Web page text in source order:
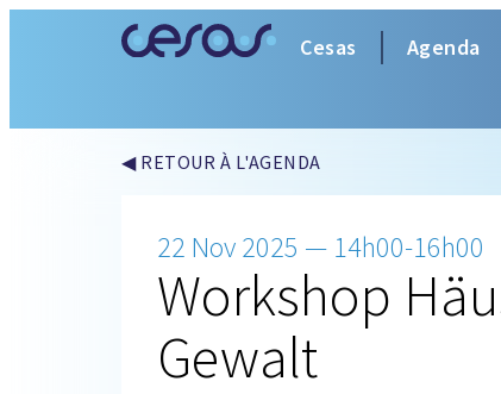
Cesas Agenda
◀ RETOUR À L'AGENDA
22 Nov 2025 — 14h00-16h00
Workshop
Gewalt